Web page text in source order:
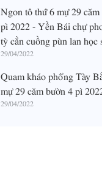
Ngon tô thứ 6 mự 29
pì 2022 - Yền Bái chự
tỳ cằn cuồng pùn lan học
29/04/2022
Quam kháo phổng Tày
mự 29 căm bườn 4 pì
29/04/2022